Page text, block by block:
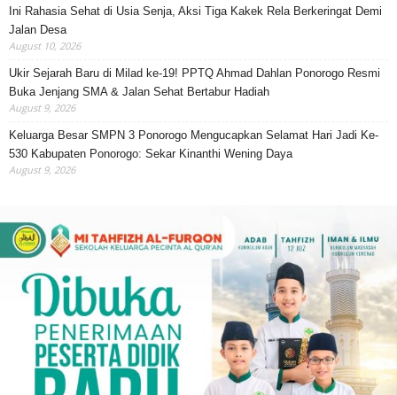
Ini Rahasia Sehat di Usia Senja, Aksi Tiga Kakek Rela Berkeringat Demi
Jalan Desa
August 10, 2026
Ukir Sejarah Baru di Milad ke-19! PPTQ Ahmad Dahlan Ponorogo Resmi
Buka Jenjang SMA & Jalan Sehat Bertabur Hadiah
August 9, 2026
Keluarga Besar SMPN 3 Ponorogo Mengucapkan Selamat Hari Jadi Ke-
530 Kabupaten Ponorogo: Sekar Kinanthi Wening Daya
August 9, 2026